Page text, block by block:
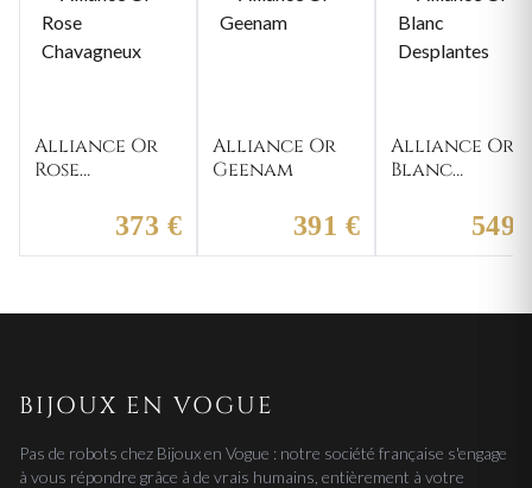
Alliance Or
Rose
373 €
Alliance Or
Geenam
391 €
Alliance Or
Blanc
549
BIJOUX EN VOGUE
Pas de robots chez Bijoux en Vogue : notre société française s'engage
à vous répondre grâce à de vrais humains, entièrement à votre